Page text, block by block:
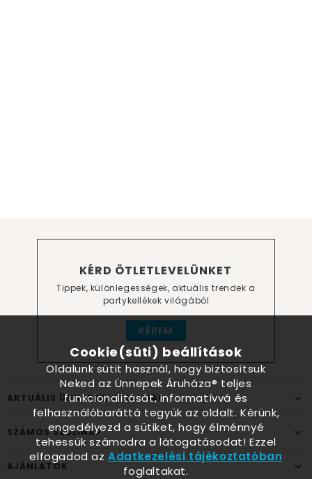
KÉRD ÖTLETLEVELÜNKET
Tippek, különlegességek, aktuális trendek a
partykellékek világából
KÉREM
AKTUÁLIS ÜNNEPEK, ALKALMAK
SZÁMOS SZÜLINAP
AJÁNLATOK
Cookie(süti) beállítások
Oldalunk sütit használ, hogy biztosítsuk
Neked az Ünnepek Áruháza® teljes
funkcionalitását, informatívvá és
felhasználóbaráttá tegyük az oldalt. Kérünk,
engedélyezd a sütiket, hogy élménnyé
tehessük számodra a látogatásodat! Ezzel
elfogadod azAdatkezelési tájékoztatóban
foglaltakat.